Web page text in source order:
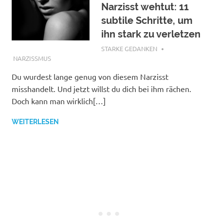
Narzisst wehtut: 11
subtile Schritte, um
ihn stark zu verletzen
NOVEMBER 2, 2018
STARKE GEDANKEN
NARZISSMUS
Du wurdest lange genug von diesem Narzisst
misshandelt. Und jetzt willst du dich bei ihm rächen.
Doch kann man wirklich[…]
WEITERLESEN